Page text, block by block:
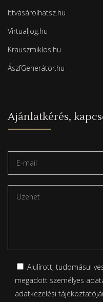
Ittvásárolhatsz.hu
Virtualjog.hu
Krauszmiklos.hu
ÁszfGenerátor.hu
Ajánlatkérés,
Alulírott, tudomásul
megadott személyes
adatkezelési